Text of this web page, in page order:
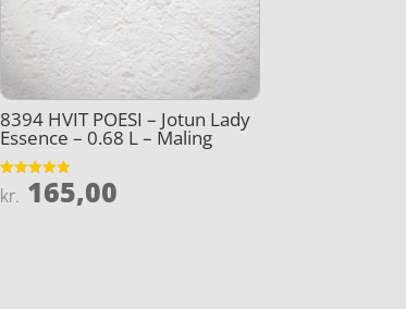
8394 HVIT POESI – Jotun Lady
Essence – 0.68 L – Maling
Vurderet
4.9
kr. 165,00